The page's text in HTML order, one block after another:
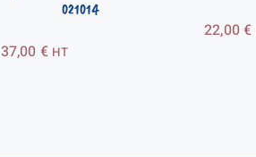
021014
37,00 € HT
22,00€